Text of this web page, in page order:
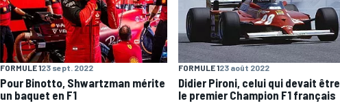
FORMULE 123 sept. 2022
Pour Binotto, Shwartzman mérite
un baquet en F1
FORMULE 123 août 2022
Didier Pironi, celui qui devait être
le premier Champion F1 français